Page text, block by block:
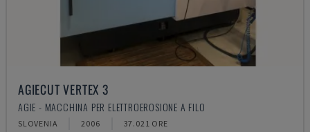
AGIECUT VERTEX 3
AGIE - MACCHINA PER ELETTROEROSIONE A FILO
SLOVENIA 2006 37.021 ORE